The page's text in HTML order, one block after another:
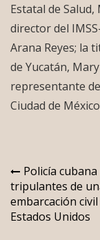
Estatal de
director del
Arana Reyes; la
de Yucatán,
representante
Ciudad de
de
entradas
Policía
tripulantes de
embarcación civil
Estados Unidos